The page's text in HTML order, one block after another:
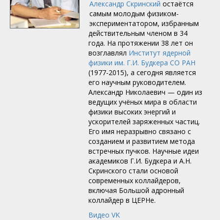
Александр Скринский остаётся
самым молодым физиком-
экспериментатором, избранным
действительным членом в 34
года. На протяжении 38 лет он
возглавлял Институт ядерной
физики им. Г.И. Будкера СО РАН
(1977-2015), а сегодня является
его научным руководителем.
Александр Николаевич — один из
ведущих учёных мира в области
физики высоких энергий и
ускорителей заряженных частиц.
Его имя неразрывно связано с
созданием и развитием метода
встречных пучков. Научные идеи
академиков Г.И. Будкера и А.Н.
Скринского стали основой
современных коллайдеров,
включая Большой адронный
коллайдер в ЦЕРНе.
Видео VK